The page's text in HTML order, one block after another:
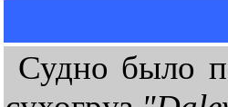
Судно было